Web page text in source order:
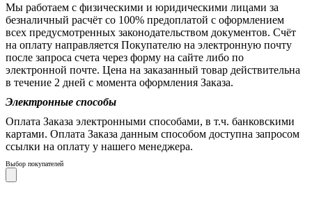
Мы работаем с физическими и юридическими лицами за
безналичный расчёт со 100% предоплатой с оформлением
всех предусмотренных законодательством документов. Счёт
на оплату направляется Покупателю на электронную почту
после запроса счета через форму на сайте либо по
электронной почте. Цена на заказанный товар действительна
в течение 2 дней с момента оформления Заказа.
Электронные способы
Оплата Заказа электронными способами, в т.ч. банковскими
картами. Оплата Заказа данным способом доступна запросом
ссылки на оплату у нашего менеджера.
Выбор покупателей